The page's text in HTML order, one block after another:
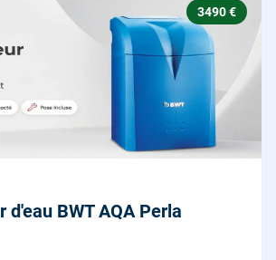
3490 €
d'eau BWT AQA Perla